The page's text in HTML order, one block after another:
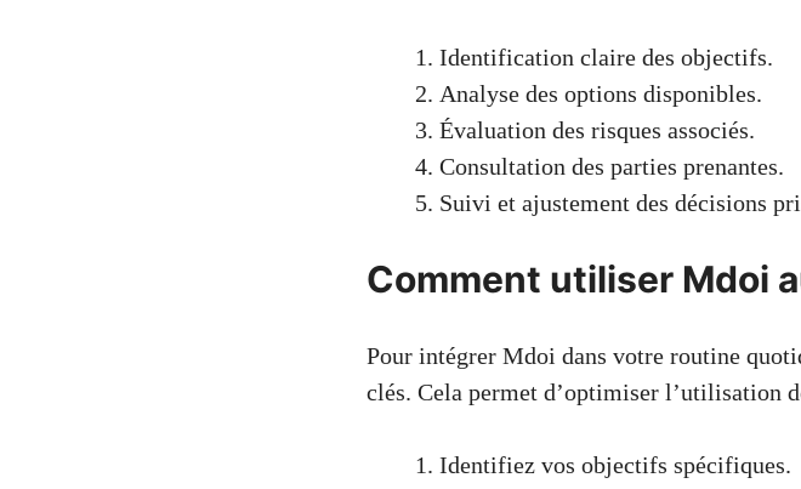
Identification claire des objectifs.
Analyse des options disponibles.
Évaluation des risques associés.
Consultation des parties prenantes.
Suivi et ajustement des décisions
Comment utiliser Mdoi
Pour intégrer Mdoi dans votre routine
clés. Cela permet d’optimiser l’utilisation
Identifiez vos objectifs spécifiques.